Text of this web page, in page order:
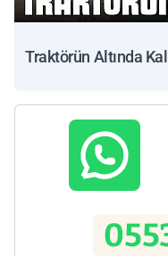
Traktörün Altında